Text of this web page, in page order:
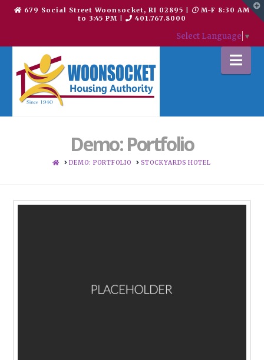
679 Social Street Woonsocket, RI 02895
M-F 8:30 AM
to 3:45 PM
401.767.8000
Select Language ▼
Demo: Portfolio
HOME
DEMO: PORTFOLIO STOCKYARDS HOTEL